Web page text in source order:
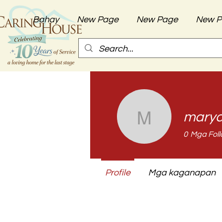
Bahay New Page New Page New
0 Mga
Profile Mga kaganapan